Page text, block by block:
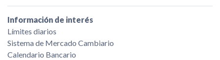
Información de interés
Límites diarios
Sistema de Mercado Cambiario
Calendario Bancario